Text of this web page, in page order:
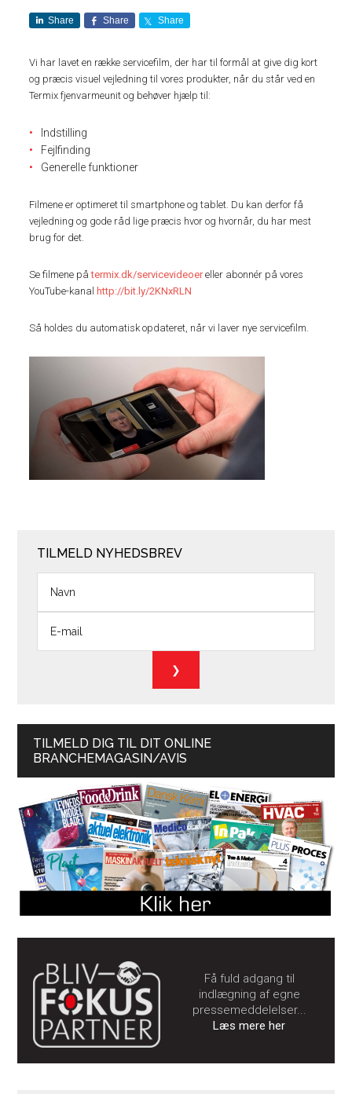
Share Share Share
Vi har lavet en række servicefilm, der har til formål at give dig kort
og præcis visuel vejledning til vores produkter, når du står ved en
Termix fjenvarmeunit og behøver hjælp til:
Indstilling
Fejlfinding
Generelle funktioner
Filmene er optimeret til smartphone og tablet. Du kan derfor få
vejledning og gode råd lige præcis hvor og hvornår, du har mest
brug for det.
Se filmene påtermix.dk/servicevideoereller abonnér på vores
YouTube-kanal http://bit.ly/2KNxRLN
Så holdes du automatisk opdateret, når vi laver nye servicefilm.
TILMELD NYHEDSBREV
TILMELD DIG TIL DIT ONLINE
BRANCHEMAGASIN/AVIS
Få fuld adgang til
indlægning af egne
pressemeddelelser...
Læs mere her